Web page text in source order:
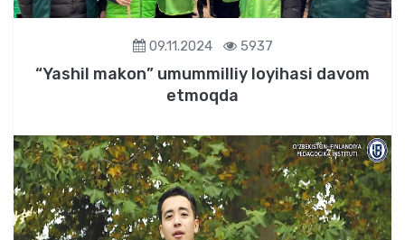
09.11.2024 5937
“Yashil makon” umummilliy loyihasi davom
etmoqda